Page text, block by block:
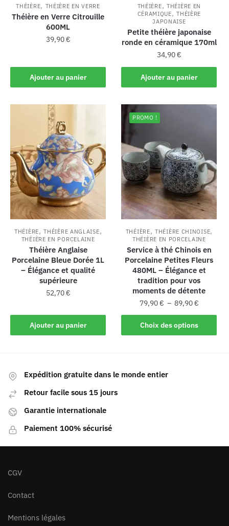
THÉIÈRE, THÉIÈRE EN VERRE
Théière en Verre Citrouille
600ML
39,90€
Ajouter au panier
THÉIÈRE, THÉIÈRE EN
CÉRAMIQUE,THÉIÈRE
JAPONAISE
Petite théière japonaise
ronde en céramique 170ml
34,90€
Ajouter au panier
THÉIÈRE,THÉIÈRE ANGLAISE,
THÉIÈRE EN PORCELAINE
Théière Anglaise
Porcelaine Bleue Dorée 1L
– Élégance et qualité
supérieure
52,70€
Ajouter au panier
PROMO !
THÉIÈRE,THÉIÈRE CHINOISE,
THÉIÈRE EN PORCELAINE
Service à thé Chinois en
Porcelaine Petites Fleurs
480ML – Élégance et
tradition pour vos
moments de détente
79,90€ – 89,90€
Choix des options
Expédition gratuite dans le monde entier
Retour facile sous 15 jours
Garantie internationale
Paiement 100% sécurisé
CGV
Contact
Mentions légales